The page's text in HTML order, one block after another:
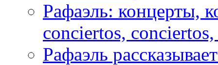
Рафаэль: концерты,
conciertos,
Рафаэль